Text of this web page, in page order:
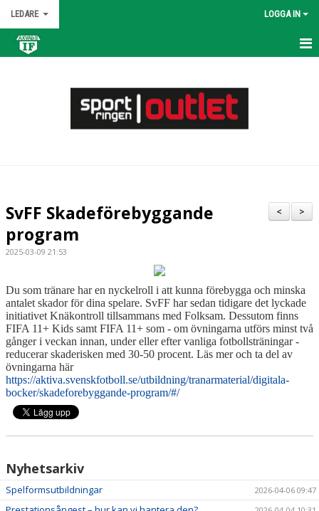
LEDARE LOGGA IN
DOKUMENT
KONTAKT
ÖVNINGAR
UTBILDNINGAR
TRÄNING- OCH HÄLSA
REGISTERUTDRAG
TÄVLINGSDOKUMENT
DOMARUTBILDNING BARN- OCH UNGDOM
>
<
SvFF Skadeförebyggande
program
2025-03-09 21:53
Du som tränare har en nyckelroll i att kunna förebygga och minska
antalet skador för dina spelare. SvFF har sedan tidigare det lyckade
initiativet Knäkontroll tillsammans med Folksam. Dessutom finns
FIFA 11+ Kids samt FIFA 11+ som - om övningarna utförs minst två
gånger i veckan innan, under eller efter vanliga fotbollsträningar -
reducerar skaderisken med 30-50 procent. Läs mer och ta del av
övningarna här
https://aktiva.svenskfotboll.se/utbildning/tranarmaterial/digitala-
bocker/skadeforebyggande-program/#/
Nyhetsarkiv
Spelformsutbildningar 2026-04-06 09:47